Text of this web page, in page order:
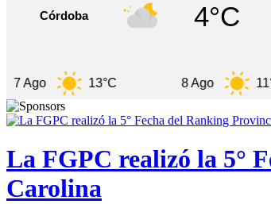
Córdoba 4°C
13°C 11°C
La FGPC realizó la 5°
Carolina